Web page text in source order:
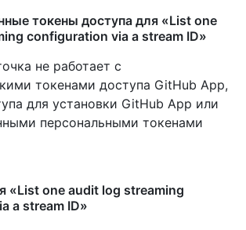
токены доступа для «List one
configuration via a stream ID»
не работает с
токенами доступа GitHub App,
для установки GitHub App или
персональными токенами
«List one audit log streaming
a stream ID»